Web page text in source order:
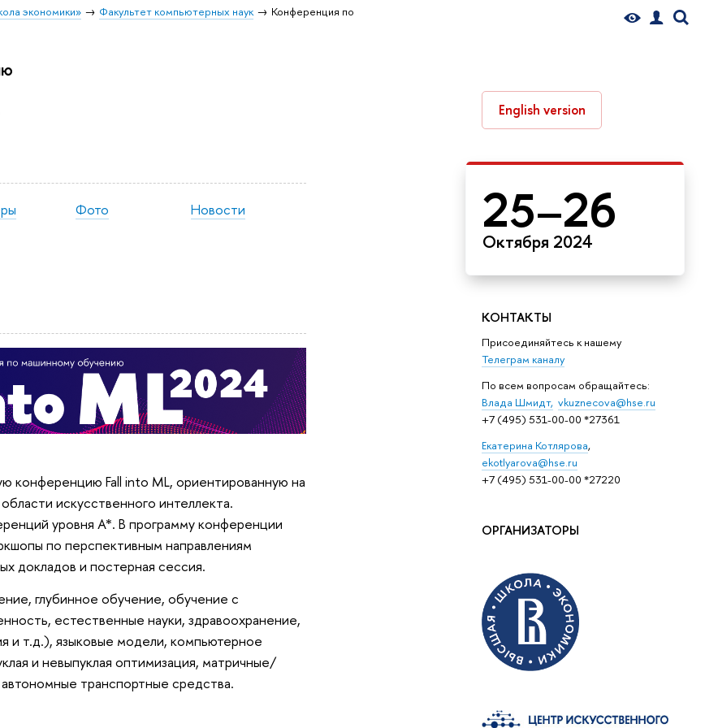
экономики» Факультет компьютерных наук
Конференция по
English version
25–26
Октября 2024
КОНТАКТЫ
Присоединяйтесь к нашему
Телеграм каналу
По всем вопросам обращайтесь:
Влада Шмидт, vkuznecova@hse.ru
+7 (495) 531-00-00 *27361
Eкатерина Котлярова,
ekotlyarova@hse.ru
+7 (495) 531-00-00 *27220
ОРГАНИЗАТОРЫ
Фото Новости
конференцию Fall into ML, ориентированную на
искусственного интеллекта.
уровня A*. В программу конференции
по перспективным направлениям
докладов и постерная сессия.
глубинное обучение, обучение с
естественные науки, здравоохранение,
и т.д.), языковые модели, компьютерное
и невыпуклая оптимизация, матричные/
транспортные средства.